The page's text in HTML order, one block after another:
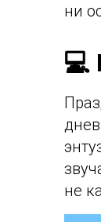
ни
💻
не